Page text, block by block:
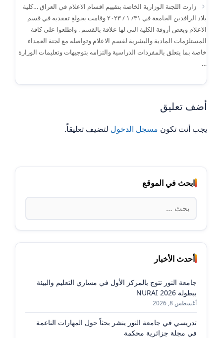
زارت اللجنة الوزارية الخاصة بتقييم اقسام الاعلام في العراق …كلية
بلاد الرافدين الجامعة في ٣١/ ١ / ٢٠٢٣ وقامت بجولةٍ تفقديه في قسم
الاعلام وبعض أروقة الكلية التي لها علاقة بالقسم . واطلعوا على كافة
المستلزمات المادية والبشرية لقسم الاعلام وتواصله مع لجنة العمداء
خاصة بما يتعلق بالمفردات الدراسية والتزامه بتوجيهات وتعليمات الوزارة
…
أضف تعليق
يجب أنت تكون مسجل الدخول لتضيف تعليقاً.
ابحث في الموقع
البحث
عن:
أحدث الأخبار
جامعة النور تتوج بالمركز الأول في مساري التعليم والبيئة
ببطولة NURAI 2026
أغسطس 8, 2026
تدريسي في جامعة النور ينشر بحثاً حول المهارات الناعمة
في مجلة جزائرية محكمة